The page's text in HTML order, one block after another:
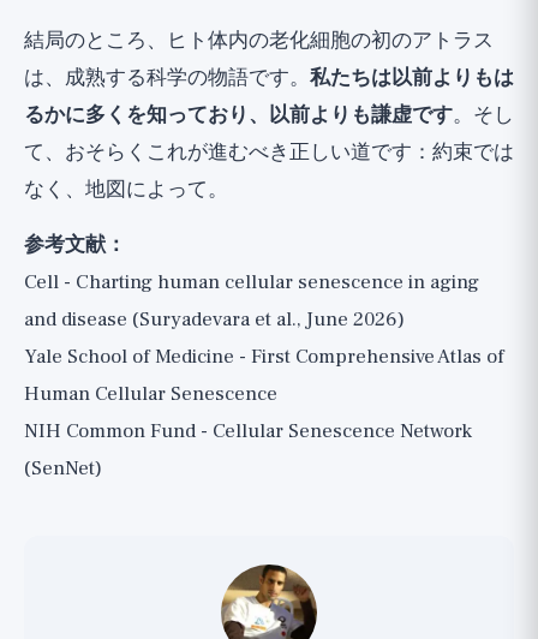
結局のところ、ヒト体内の老化細胞の初のアトラス
は、成熟する科学の物語です。 私たちは以前よりもは
るかに多くを知っており、以前よりも謙虚です。そし
て、おそらくこれが進むべき正しい道です：約束では
なく、地図によって。
参考文献：
Cell - Charting human cellular senescence in aging
and disease (Suryadevara et al., June 2026)
Yale School of Medicine - First Comprehensive Atlas of
Human Cellular Senescence
NIH Common Fund - Cellular Senescence Network
(SenNet)